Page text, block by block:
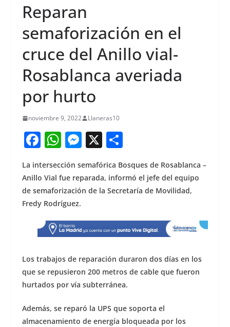
Reparan
semaforización en el
cruce del Anillo vial-
Rosablanca averiada
por hurto
noviembre 9, 2022 Llaneras10
F
c
e
b
o
o
k
W
h
at
s
A
p
p
M
ss
e
g
er
X S
ar
e
La intersección semafórica Bosques de Rosablanca –
Anillo Vial fue reparada, informó el jefe del equipo
de semaforización de la Secretaría de Movilidad,
Fredy Rodríguez.
Los trabajos de reparación duraron dos días en los
que se repusieron 200 metros de cable que fueron
hurtados por vía subterránea.
Además, se reparó la UPS que soporta el
almacenamiento de energía bloqueada por los